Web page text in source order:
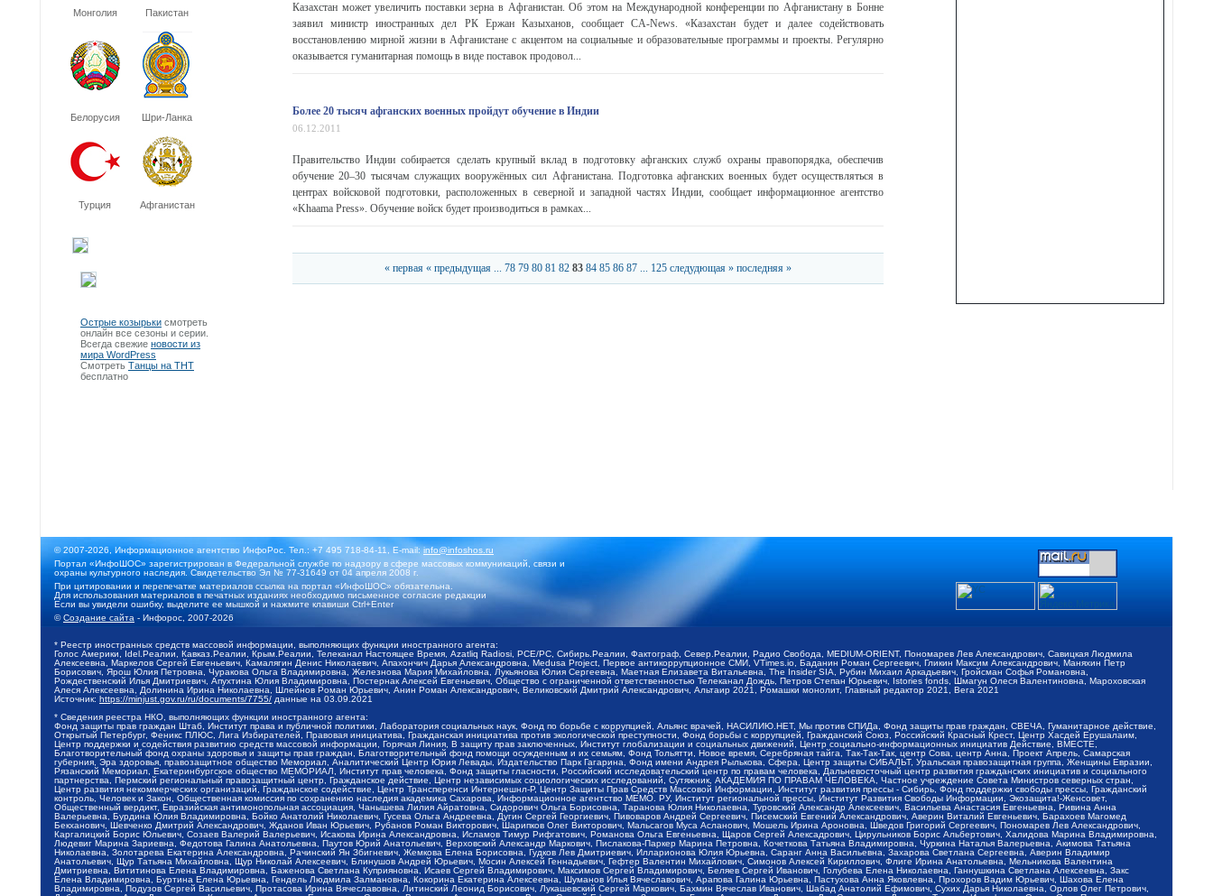
Монголия Пакистан
Белорусия Шри-Ланка
Турция Афганистан
Острые козырьки смотреть
онлайн все сезоны и серии.
Всегда свежие новости из
мира WordPress
Смотреть Танцы на ТНТ
бесплатно
Казахстан может увеличить поставки зерна в Афганистан. Об этом на Международной конференции по Афганистану в Бонне
заявил министр иностранных дел РК Ержан Казыханов, сообщает CA-News. «Казахстан будет и далее содействовать
восстановлению мирной жизни в Афганистане с акцентом на социальные и образовательные программы и проекты. Регулярно
оказывается гуманитарная помощь в виде поставок продовол...
Более 20 тысяч афганских военных пройдут обучение в Индии
06.12.2011
Правительство Индии собирается сделать крупный вклад в подготовку афганских служб охраны правопорядка, обеспечив
обучение 20–30 тысячам служащих вооружённых сил Афганистана. Подготовка афганских военных будет осуществляться в
центрах войсковой подготовки, расположенных в северной и западной частях Индии, сообщает информационное агентство
«Khaama Press». Обучение войск будет производиться в рамках...
« первая « предыдущая ... 78 79 80 81 82 83 84 85 86 87 ... 125 следудющая » последняя »
© 2007-2026, Информационное агентство ИнфоРос. Тел.: +7 495 718-84-11, E-mail:info@infoshos.ru
Портал «ИнфоШОС» зарегистрирован в Федеральной службе по надзору в сфере массовых коммуникаций, связи и
охраны культурного наследия. Свидетельство Эл № 77-31649 от 04 апреля 2008 г.
При цитировании и перепечатке материалов ссылка на портал «ИнфоШОС» обязательна.
Для использования материалов в печатных изданиях необходимо письменное согласие редакции
Если вы увидели ошибку, выделите ее мышкой и нажмите клавиши Ctrl+Enter
©Создание сайта - Инфорос, 2007-2026
* Реестр иностранных средств массовой информации, выполняющих функции иностранного агента:
Голос Америки, Idel.Реалии, Кавказ.Реалии, Крым.Реалии, Телеканал Настоящее Время, Azatliq Radiosi, PCE/PC, Сибирь.Реалии, Фактограф, Север.Реалии, Радио Свобода, MEDIUM-ORIENT, Пономарев Лев Александрович, Савицкая Людмила
Алексеевна, Маркелов Сергей Евгеньевич, Камалягин Денис Николаевич, Апахончич Дарья Александровна, Medusa Project, Первое антикоррупционное СМИ, VTimes.io, Баданин Роман Сергеевич, Гликин Максим Александрович, Маняхин Петр
Борисович, Ярош Юлия Петровна, Чуракова Ольга Владимировна, Железнова Мария Михайловна, Лукьянова Юлия Сергеевна, Маетная Елизавета Витальевна, The Insider SIA, Рубин Михаил Аркадьевич, Гройсман Софья Романовна,
Рождественский Илья Дмитриевич, Апухтина Юлия Владимировна, Постернак Алексей Евгеньевич, Общество с ограниченной ответственностью Телеканал Дождь, Петров Степан Юрьевич, Istories fonds, Шмагун Олеся Валентиновна, Мароховская
Алеся Алексеевна, Долинина Ирина Николаевна, Шлейнов Роман Юрьевич, Анин Роман Александрович, Великовский Дмитрий Александрович, Альтаир 2021, Ромашки монолит, Главный редактор 2021, Вега 2021
Источник: https://minjust.gov.ru/ru/documents/7755/ данные на 03.09.2021
* Сведения реестра НКО, выполняющих функции иностранного агента:
Фонд защиты прав граждан Штаб, Институт права и публичной политики, Лаборатория социальных наук, Фонд по борьбе с коррупцией, Альянс врачей, НАСИЛИЮ.НЕТ, Мы против СПИДа, Фонд защиты прав граждан, СВЕЧА, Гуманитарное действие,
Открытый Петербург, Феникс ПЛЮС, Лига Избирателей, Правовая инициатива, Гражданская инициатива против экологической преступности, Фонд борьбы с коррупцией, Гражданский Союз, Российский Красный Крест, Центр Хасдей Ерушалаим,
Центр поддержки и содействия развитию средств массовой информации, Горячая Линия, В защиту прав заключенных, Институт глобализации и социальных движений, Центр социально-информационных инициатив Действие, ВМЕСТЕ,
Благотворительный фонд охраны здоровья и защиты прав граждан, Благотворительный фонд помощи осужденным и их семьям, Фонд Тольятти, Новое время, Серебряная тайга, Так-Так-Так, центр Сова, центр Анна, Проект Апрель, Самарская
губерния, Эра здоровья, правозащитное общество Мемориал, Аналитический Центр Юрия Левады, Издательство Парк Гагарина, Фонд имени Андрея Рылькова, Сфера, Центр защиты СИБАЛЬТ, Уральская правозащитная группа, Женщины Евразии,
Рязанский Мемориал, Екатеринбургское общество МЕМОРИАЛ, Институт прав человека, Фонд защиты гласности, Российский исследовательский центр по правам человека, Дальневосточный центр развития гражданских инициатив и социального
партнерства, Пермский региональный правозащитный центр, Гражданское действие, Центр независимых социологических исследований, Сутяжник, АКАДЕМИЯ ПО ПРАВАМ ЧЕЛОВЕКА, Частное учреждение Совета Министров северных стран,
Центр развития некоммерческих организаций, Гражданское содействие, Центр Трансперенси Интернешнл-Р, Центр Защиты Прав Средств Массовой Информации, Институт развития прессы - Сибирь, Фонд поддержки свободы прессы, Гражданский
контроль, Человек и Закон, Общественная комиссия по сохранению наследия академика Сахарова, Информационное агентство МЕМО. РУ, Институт региональной прессы, Институт Развития Свободы Информации, Экозащита!-Женсовет,
Общественный вердикт, Евразийская антимонопольная ассоциация, Чанышева Лилия Айратовна, Сидорович Ольга Борисовна, Таранова Юлия Николаевна, Туровский Александр Алексеевич, Васильева Анастасия Евгеньевна, Ривина Анна
Валерьевна, Бурдина Юлия Владимировна, Бойко Анатолий Николаевич, Гусева Ольга Андреевна, Дугин Сергей Георгиевич, Пивоваров Андрей Сергеевич, Писемский Евгений Александрович, Аверин Виталий Евгеньевич, Барахоев Магомед
Бекханович, Шевченко Дмитрий Александрович, Жданов Иван Юрьевич, Рубанов Роман Викторович, Шарипков Олег Викторович, Мальсагов Муса Асланович, Мошель Ирина Ароновна, Шведов Григорий Сергеевич, Пономарев Лев Александрович,
Каргалицкий Борис Юльевич, Созаев Валерий Валерьевич, Исакова Ирина Александровна, Исламов Тимур Рифгатович, Романова Ольга Евгеньевна, Щаров Сергей Алексадрович, Цирульников Борис Альбертович, Халидова Марина Владимировна,
Людевиг Марина Зариевна, Федотова Галина Анатольевна, Паутов Юрий Анатольевич, Верховский Александр Маркович, Пислакова-Паркер Марина Петровна, Кочеткова Татьяна Владимировна, Чуркина Наталья Валерьевна, Акимова Татьяна
Николаевна, Золотарева Екатерина Александровна, Рачинский Ян Збигневич, Жемкова Елена Борисовна, Гудков Лев Дмитриевич, Илларионова Юлия Юрьевна, Саранг Анна Васильевна, Захарова Светлана Сергеевна, Аверин Владимир
Анатольевич, Щур Татьяна Михайловна, Щур Николай Алексеевич, Блинушов Андрей Юрьевич, Мосин Алексей Геннадьевич, Гефтер Валентин Михайлович, Симонов Алексей Кириллович, Флиге Ирина Анатольевна, Мельникова Валентина
Дмитриевна, Вититинова Елена Владимировна, Баженова Светлана Куприяновна, Исаев Сергей Владимирович, Максимов Сергей Владимирович, Беляев Сергей Иванович, Голубева Елена Николаевна, Ганнушкина Светлана Алексеевна, Закс
Елена Владимировна, Буртина Елена Юрьевна, Гендель Людмила Залмановна, Кокорина Екатерина Алексеевна, Шуманов Илья Вячеславович, Арапова Галина Юрьевна, Пастухова Анна Яковлевна, Прохоров Вадим Юрьевич, Шахова Елена
Владимировна, Подузов Сергей Васильевич, Протасова Ирина Вячеславовна, Литинский Леонид Борисович, Лукашевский Сергей Маркович, Бахмин Вячеслав Иванович, Шабад Анатолий Ефимович, Сухих Дарья Николаевна, Орлов Олег Петрович,